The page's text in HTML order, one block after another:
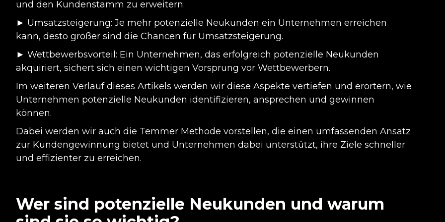
und den Kundenstamm zu erweitern.
► Umsatzsteigerung: Je mehr potenzielle Neukunden ein Unternehmen erreichen
kann, desto größer sind die Chancen für Umsatzsteigerung.
► Wettbewerbsvorteil: Ein Unternehmen, das erfolgreich potenzielle Neukunden
akquiriert, sichert sich einen wichtigen Vorsprung vor Wettbewerbern.
Im weiteren Verlauf dieses Artikels werden wir diese Aspekte vertiefen und erörtern, wie
Unternehmen potenzielle Neukunden identifizieren, ansprechen und gewinnen
können.
Dabei werden wir auch die Temmer Methode vorstellen, die einen umfassenden Ansatz
zur Kundengewinnung bietet und Unternehmen dabei unterstützt, ihre Ziele schneller
und effizienter zu erreichen.
Wer sind potenzielle Neukunden und warum